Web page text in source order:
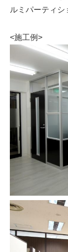
ルミパーティシ
<施工例>